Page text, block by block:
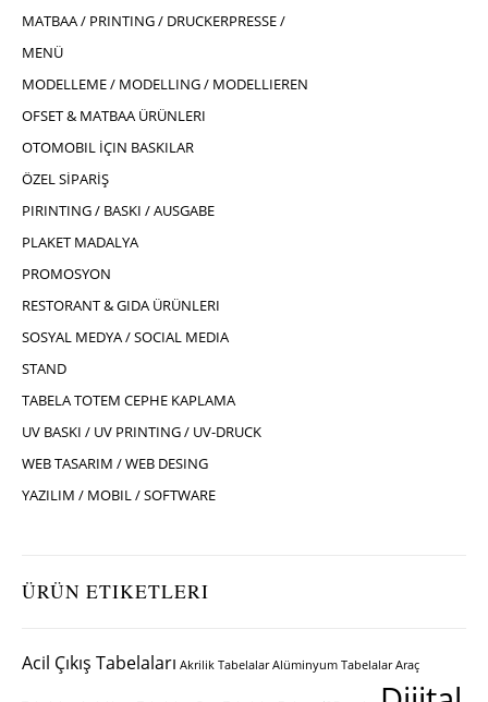
MATBAA / PRINTING / DRUCKERPRESSE /
MENÜ
MODELLEME / MODELLING / MODELLIEREN
OFSET & MATBAA ÜRÜNLERI
OTOMOBIL İÇIN BASKILAR
ÖZEL SİPARİŞ
PIRINTING / BASKI / AUSGABE
PLAKET MADALYA
PROMOSYON
RESTORANT & GIDA ÜRÜNLERI
SOSYAL MEDYA / SOCIAL MEDIA
STAND
TABELA TOTEM CEPHE KAPLAMA
UV BASKI / UV PRINTING / UV-DRUCK
WEB TASARIM / WEB DESING
YAZILIM / MOBIL / SOFTWARE
ÜRÜN ETIKETLERI
Acil Çıkış Tabelaları Akrilik Tabelalar Alüminyum Tabelalar Araç